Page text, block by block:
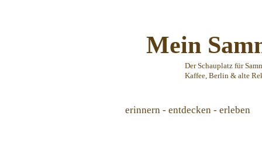
Mein
Der Schauplatz für
Kaffee, Berlin & alte
erinnern - entdecken - erleben